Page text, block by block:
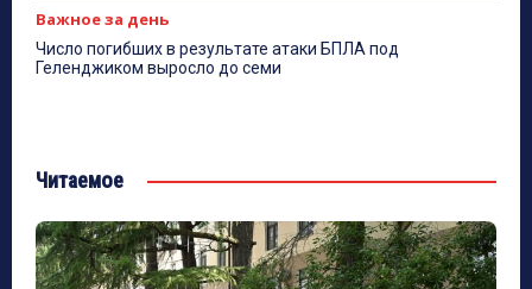
Важное за день
Число погибших в результате атаки БПЛА под
Геленджиком выросло до семи
Читаемое